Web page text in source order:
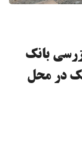
بانک
در محل